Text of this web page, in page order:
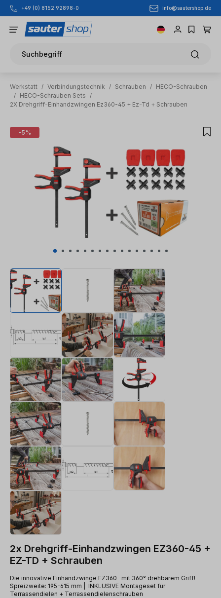
Zum Hauptinhalt springen
+49 (0) 8152 92898-0 info@sautershop.de
Suchbegriff
Werkstatt / Verbindungstechnik / Schrauben / HECO-Schrauben
/ HECO-Schrauben Sets
/
2X Drehgriff-Einhandzwingen Ez360-45 + Ez-Td + Schrauben
Bildergalerie überspringen
-5%
2x Drehgriff-Einhandzwingen EZ360-45 +
EZ-TD + Schrauben
Die innovative Einhandzwinge EZ360 mit 360° drehbarem Griff!
Spreizweite: 195-615 mm | INKLUSIVE Montageset für
Terrassendielen + Terrassendielenschrauben